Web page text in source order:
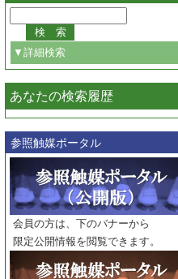
▼詳細検索
必ず含む
巻・号指定
巻
号
範囲指定
巻
号～
巻
号
触媒年鑑
年度
あなたの検索履歴
参照触媒ポータル
会員の方は、下のバナーから
限定公開情報を閲覧できます。